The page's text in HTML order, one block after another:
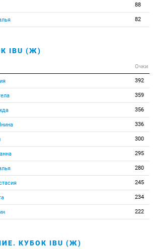
88
82
IBU (Ж)
Очки
392
359
356
336
300
295
280
245
234
222
КУБОК IBU (Ж)